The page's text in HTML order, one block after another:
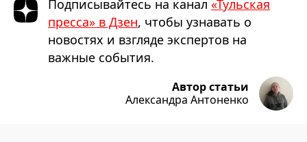
Подписывайтесь на канал «Тульская
пресса» в Дзен, чтобы узнавать о
новостях и взгляде экспертов на
важные события.
Автор статьи
Александра Антоненко